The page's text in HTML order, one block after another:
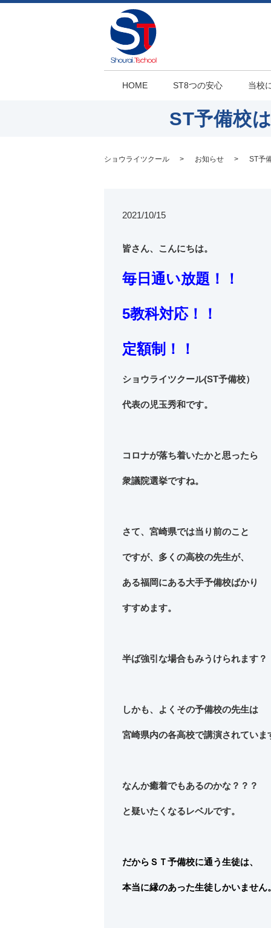
HOME ST8つの安心 当校
ST予備校
ショウライツクール お知らせ ST予
2021/10/15
皆さん、こんにちは。
毎日通い放題！！
5教科対応！！
定額制！！
ショウライツクール(ST予備校）
代表の児玉秀和です。
コロナが落ち着いたかと思ったら
衆議院選挙ですね。
さて、宮崎県では当り前のこと
ですが、多くの高校の先生が、
ある福岡にある大手予備校ばかり
すすめます。
半ば強引な場合もみうけられます？
しかも、よくその予備校の先生は
宮崎県内の各高校で講演されていま
なんか癒着でもあるのかな？？？
と疑いたくなるレベルです。
だからＳＴ予備校に通う生徒は、
本当に縁のあった生徒しかいません